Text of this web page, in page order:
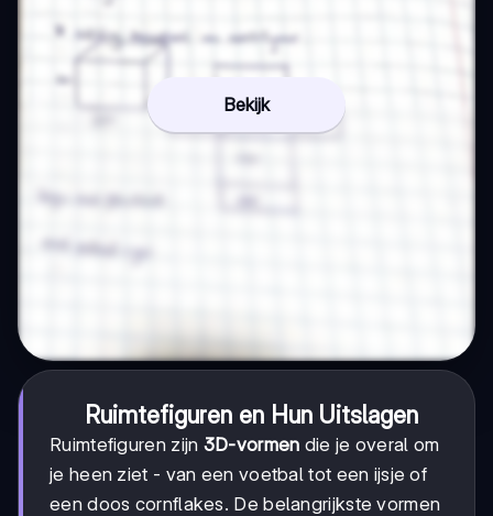
Bekijk
Ruimtefiguren en Hun Uitslagen
Ruimtefiguren zijn 3D-vormen die je overal om
je heen ziet - van een voetbal tot een ijsje of
een doos cornflakes. De belangrijkste vormen